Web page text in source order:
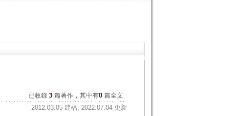
已收錄 3 篇著作，其中有0篇全文
2012.03.05 建檔, 2022.07.04 更新